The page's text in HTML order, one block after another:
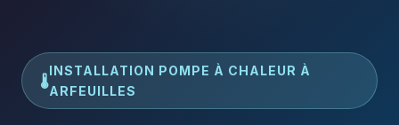
🌡️
INSTALLATION POMPE À CHALEUR À
ARFEUILLES